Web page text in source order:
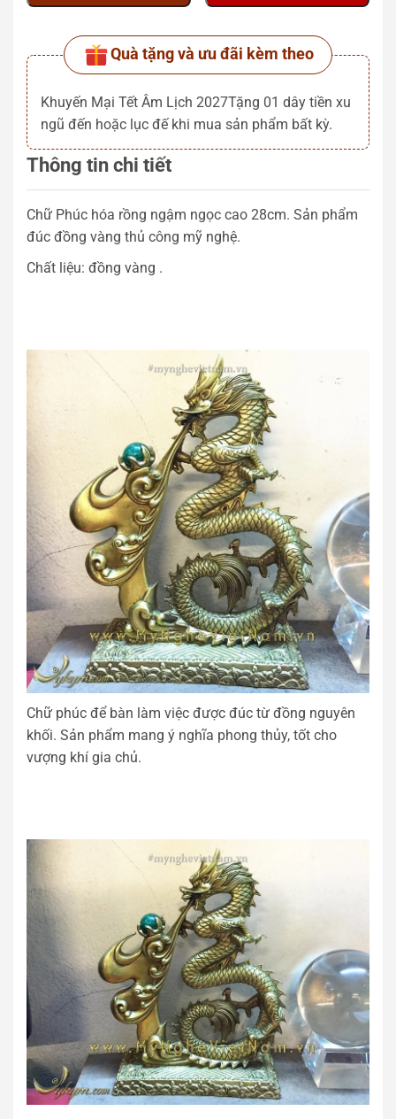
Quà tặng và ưu đãi kèm theo
Khuyến Mại Tết Âm Lịch 2027Tặng 01 dây tiền xu
ngũ đến hoặc lục đế khi mua sản phẩm bất kỳ.
Thông tin chi tiết
Chữ Phúc hóa rồng ngậm ngọc cao 28cm. Sản phẩm
đúc đồng vàng thủ công mỹ nghệ.
Chất liệu: đồng vàng .
Chữ phúc để bàn làm việc được đúc từ đồng nguyên
khối. Sản phẩm mang ý nghĩa phong thủy, tốt cho
vượng khí gia chủ.